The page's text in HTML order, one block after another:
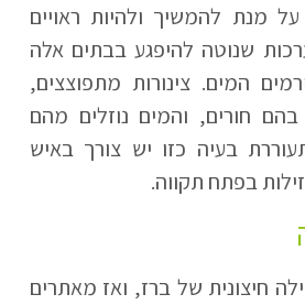
על מנת להמשיך ולהיות ראויים
שנוטה להיפגע בבתים אלה
המים. צינורות מתפוצצים,
בהם חורים, והמים נוזלים מהם
בעיה כזו יש צורך באיש
בפתח תקווה.
חיצונית של ברז, ואז מאתרים